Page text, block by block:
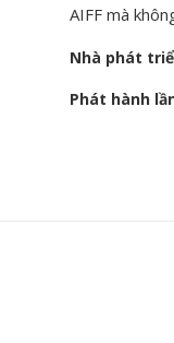
AIFF mà
Nhà phát
Phát hành